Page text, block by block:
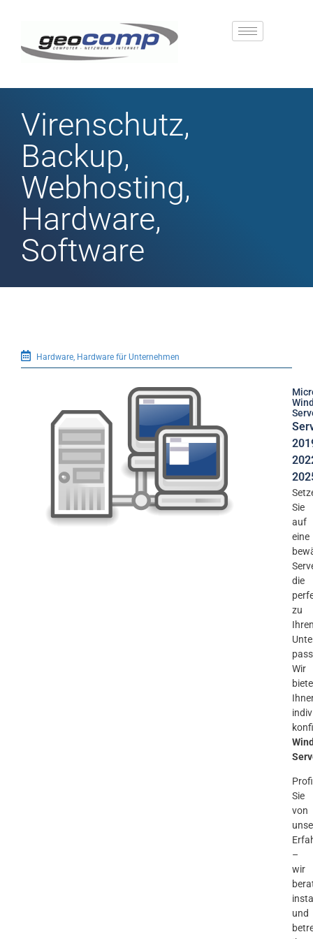
Virenschutz,
Backup,
Webhosting,
Hardware,
Software
Hardware Hardware für Unternehmen
Sie
auf
eine
die
zu
Wir
Sie
von
–
wir
und